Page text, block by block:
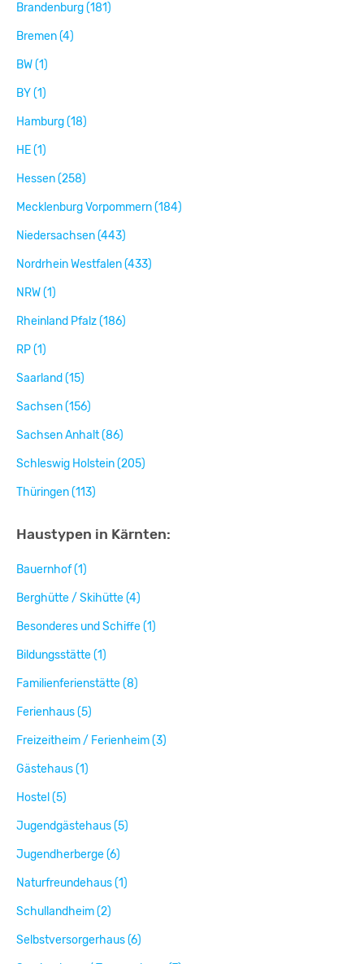
Brandenburg (181)
Bremen (4)
BW (1)
BY (1)
Hamburg (18)
HE (1)
Hessen (258)
Mecklenburg Vorpommern (184)
Niedersachsen (443)
Nordrhein Westfalen (433)
NRW (1)
Rheinland Pfalz (186)
RP (1)
Saarland (15)
Sachsen (156)
Sachsen Anhalt (86)
Schleswig Holstein (205)
Thüringen (113)
Haustypen in Kärnten:
Bauernhof (1)
Berghütte / Skihütte (4)
Besonderes und Schiffe (1)
Bildungsstätte (1)
Familienferienstätte (8)
Ferienhaus (5)
Freizeitheim / Ferienheim (3)
Gästehaus (1)
Hostel (5)
Jugendgästehaus (5)
Jugendherberge (6)
Naturfreundehaus (1)
Schullandheim (2)
Selbstversorgerhaus (6)